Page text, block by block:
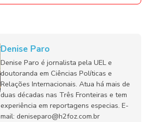
Denise Paro
Denise Paro é jornalista pela UEL e
doutoranda em Ciências Políticas e
Relações Internacionais. Atua há mais de
duas décadas nas Três Fronteiras e tem
experiência em reportagens especias. E-
mail: deniseparo@h2foz.com.br